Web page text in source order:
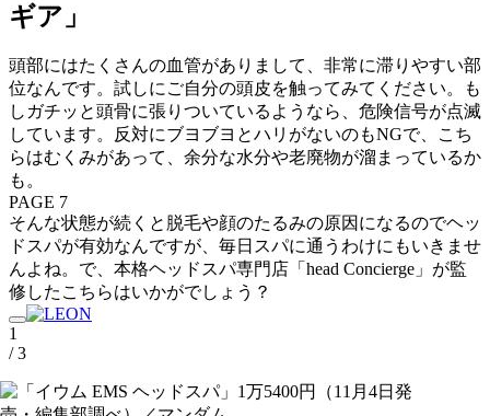
ギア」
頭部にはたくさんの血管がありまして、非常に滞りやすい部
位なんです。試しにご自分の頭皮を触ってみてください。も
しガチッと頭骨に張りついているようなら、危険信号が点滅
しています。反対にブヨブヨとハリがないのもNGで、こち
らはむくみがあって、余分な水分や老廃物が溜まっているか
も。
PAGE 7
そんな状態が続くと脱毛や顔のたるみの原因になるのでヘッ
ドスパが有効なんですが、毎日スパに通うわけにもいきませ
んよね。で、本格ヘッドスパ専門店「head Concierge」が監
修したこちらはいかがでしょう？
1
/ 3